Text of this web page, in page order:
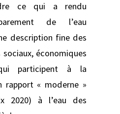
ce qui a rendu
de l’eau
description fine des
économiques
participent à la
rapport « moderne »
2020) à l’eau des